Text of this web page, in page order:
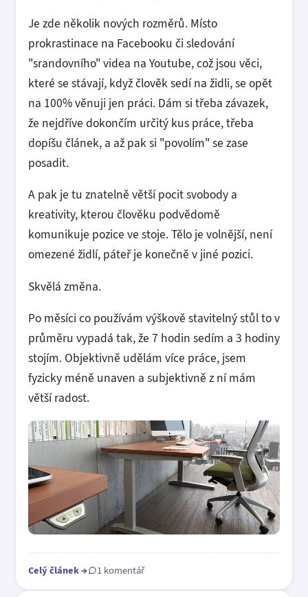
Je zde několik nových rozměrů. Místo
prokrastinace na Facebooku či sledování
"srandovního" videa na Youtube, což jsou věci,
které se stávají, když člověk sedí na židli, se opět
na 100% věnuji jen práci. Dám si třeba závazek,
že nejdříve dokončím určitý kus práce, třeba
dopíšu článek, a až pak si "povolím" se zase
posadit.
A pak je tu znatelně větší pocit svobody a
kreativity, kterou člověku podvědomě
komunikuje pozice ve stoje. Tělo je volnější, není
omezené židlí, páteř je konečně v jiné pozici.
Skvělá změna.
Po měsíci co používám výškově stavitelný stůl to v
průměru vypadá tak, že 7 hodin sedím a 3 hodiny
stojím. Objektivně udělám více práce, jsem
fyzicky méně unaven a subjektivně z ní mám
větší radost.
Celý článek→ 1 komentář